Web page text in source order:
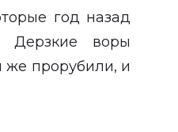
год назад
Дерзкие воры
же прорубили, и